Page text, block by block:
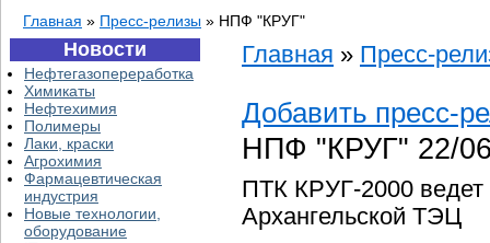
Главная » Пресс-релизы » НПФ "КРУГ"
Новости
Нефтегазопереработка
Химикаты
Нефтехимия
Полимеры
Лаки, краски
Агрохимия
Фармацевтическая
индустрия
Новые технологии,
оборудование
Главная » Пресс-
Добавить пресс-
НПФ "КРУГ" 22/
ПТК КРУГ-2000 ведет
Архангельской ТЭЦ